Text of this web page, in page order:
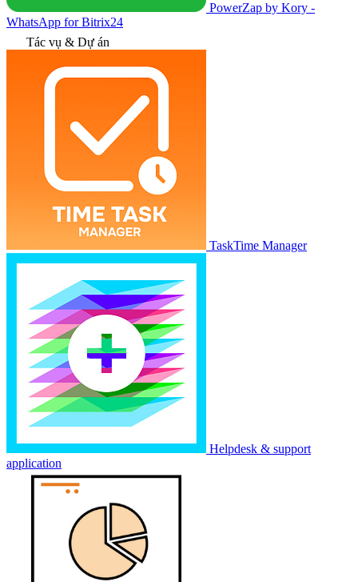
PowerZap by Kory -
WhatsApp for Bitrix24
Tác vụ & Dự án
TaskTime Manager
Helpdesk & support
application